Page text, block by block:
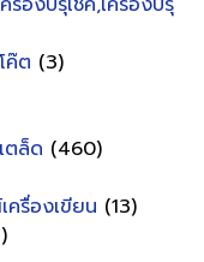
ค๊ต (3)
ตล็ด (460)
รื่องเขียน (13)